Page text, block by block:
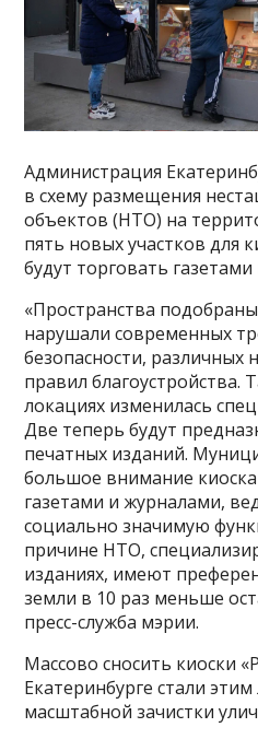
Администрация
в схему размещения
объектов (НТО) на
пять новых участков для
будут торговать
«Пространства
нарушали современных
безопасности, различных
правил благоустройства.
локациях изменилась
Две теперь будут
печатных изданий.
большое внимание
газетами и журналами,
социально значимую
причине НТО,
изданиях, имеют
земли в 10 раз меньше
пресс-служба мэрии.
Массово сносить киоски
Екатеринбурге стали
масштабной зачистки